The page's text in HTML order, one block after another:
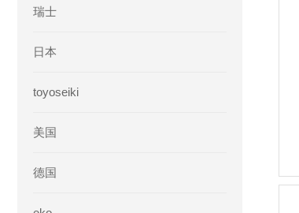
瑞士
日本
toyoseiki
美国
德国